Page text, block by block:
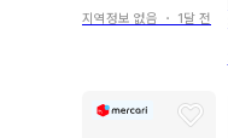
지역정보 없음 ・ 1달 전